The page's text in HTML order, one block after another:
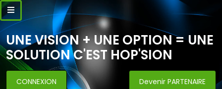
UNE VISION + UNE OPTION = UNE
SOLUTION C'EST HOP'SION
CONNEXION Devenir PARTENAIRE